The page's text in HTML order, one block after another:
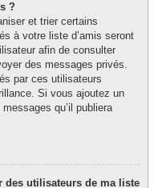
?
et trier certains
à votre liste d’amis seront
afin de consulter
des messages privés.
par ces utilisateurs
Si vous ajoutez un
qu’il publiera
des utilisateurs de ma liste